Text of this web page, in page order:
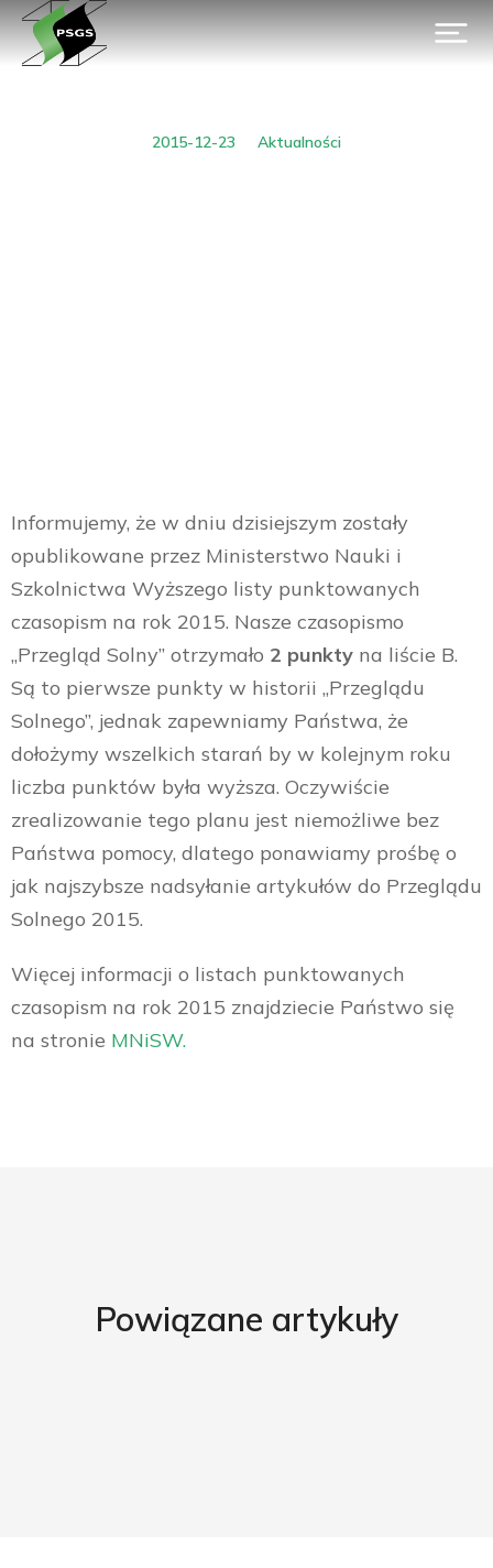
2015-12-23 Aktualności
Informujemy, że w dniu dzisiejszym zostały
opublikowane przez Ministerstwo Nauki i
Szkolnictwa Wyższego listy punktowanych
czasopism na rok 2015. Nasze czasopismo
„Przegląd Solny” otrzymało 2 punkty na liście B.
Są to pierwsze punkty w historii „Przeglądu
Solnego”, jednak zapewniamy Państwa, że
dołożymy wszelkich starań by w kolejnym roku
liczba punktów była wyższa. Oczywiście
zrealizowanie tego planu jest niemożliwe bez
Państwa pomocy, dlatego ponawiamy prośbę o
jak najszybsze nadsyłanie artykułów do Przeglądu
Solnego 2015.
Więcej informacji o listach punktowanych
czasopism na rok 2015 znajdziecie Państwo się
na stronie MNiSW.
Powiązane artykuły